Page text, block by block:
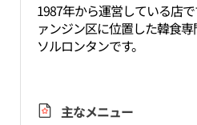
1987年から運営している店
ァンジン区に位置した韓食
ソルロンタンです。
主なメニュー